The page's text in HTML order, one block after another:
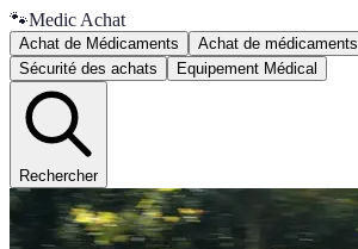
🐾Medic Achat
Achat de Médicaments Achat de médicaments
Sécurité des achats
Equipement Médical
Rechercher